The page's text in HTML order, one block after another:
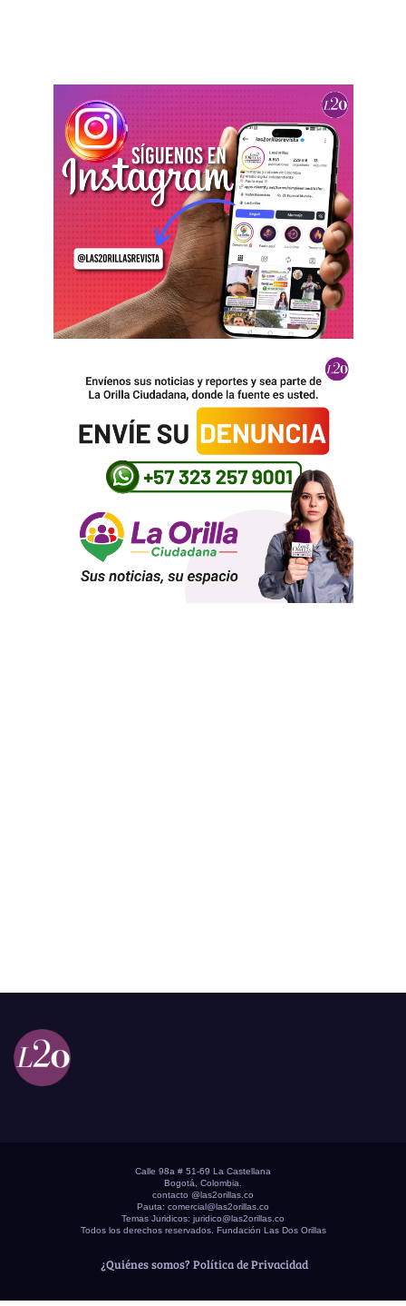
Calle 98a # 51-69 La Castellana
Bogotá, Colombia.
contacto @las2orillas.co
Pauta: comercial@las2orillas.co
Temas Juridicos: juridico@las2orillas.co
Todos los derechos reservados. Fundación Las Dos Orillas
¿Quiénes somos? Política de Privacidad